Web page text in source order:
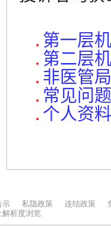
示 私隐政策 连结政策
解析度浏览